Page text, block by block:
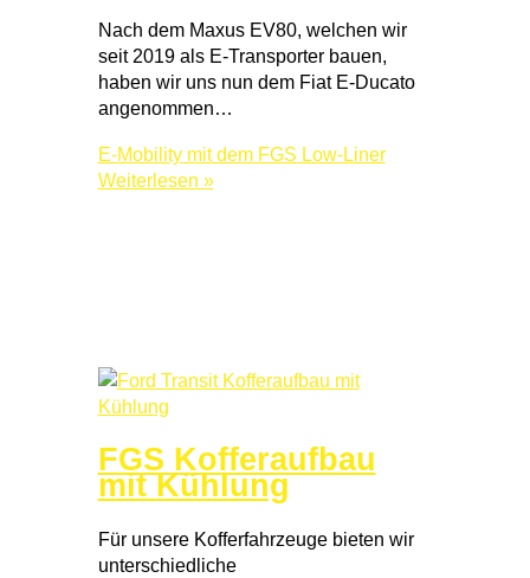
Nach dem Maxus EV80, welchen wir
seit 2019 als E-Transporter bauen,
haben wir uns nun dem Fiat E-Ducato
angenommen…
E-Mobility mit dem FGS Low-Liner
Weiterlesen »
FGS Kofferaufbau
mit Kühlung
Für unsere Kofferfahrzeuge bieten wir
unterschiedliche